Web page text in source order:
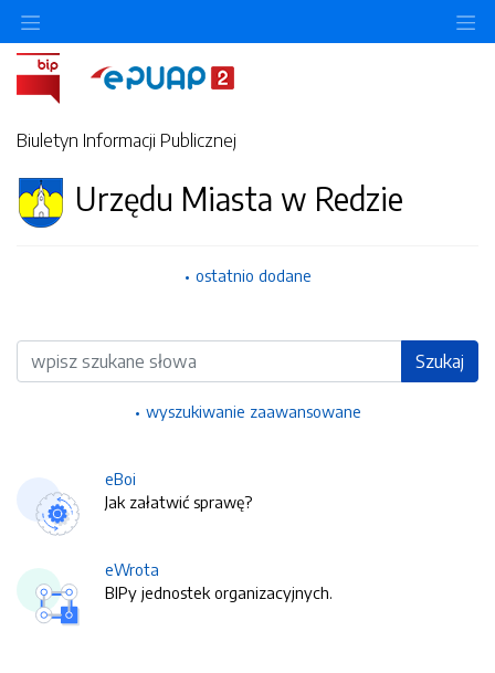
Biuletyn Informacji Publicznej
Urzędu Miasta w Redzie
ostatnio dodane
Wyszukiwarka Szukaj
wyszukiwanie zaawansowane
eBoi
Jak załatwić sprawę?
eWrota
BIPy jednostek organizacyjnych.